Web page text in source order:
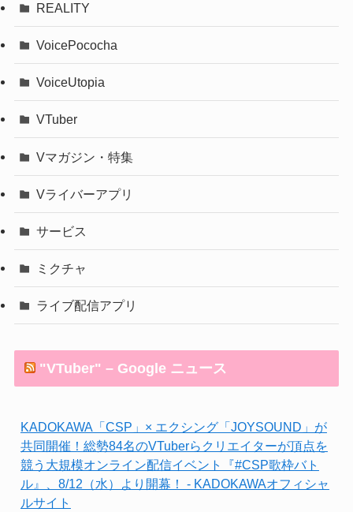
REALITY
VoicePococha
VoiceUtopia
VTuber
Vマガジン・特集
Vライバーアプリ
サービス
ミクチャ
ライブ配信アプリ
"VTuber" – Google ニュース
KADOKAWA「CSP」× エクシング「JOYSOUND」が
共同開催！総勢84名のVTuberらクリエイターが頂点を
競う大規模オンライン配信イベント『#CSP歌枠バト
ル』、8/12（水）より開幕！ - KADOKAWAオフィシャ
ルサイト